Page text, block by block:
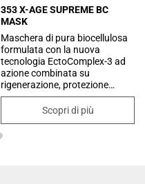
353 X-AGE SUPREME BC
MASK
Maschera di pura biocellulosa
formulata con la nuova
tecnologia EctoComplex-3 ad
azione combinata su
rigenerazione, protezione
antiossidante e miglioramento
della tonicità cutanea. La sua
peptidi innovativi che
Scopri di più